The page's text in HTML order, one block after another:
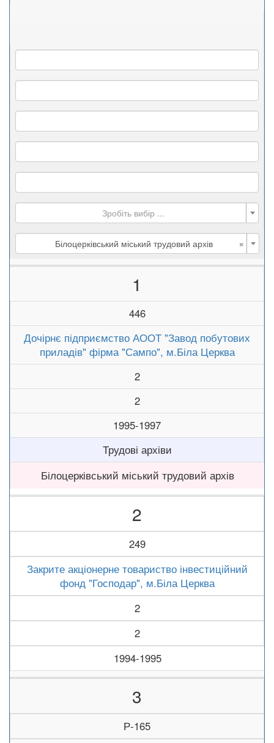
Зробіть вибір ...
×
Білоцерківський міський трудовий архів
1
446
Дочірнє підприємство АООТ "Завод побутових
приладів" фірма "Сампо", м.Біла Церква
2
2
1995-1997
Трудові архіви
Білоцерківський міський трудовий архів
2
249
Закрите акціонерне товариство інвестиційний
фонд "Господар", м.Біла Церква
2
2
1994-1995
3
Р-165